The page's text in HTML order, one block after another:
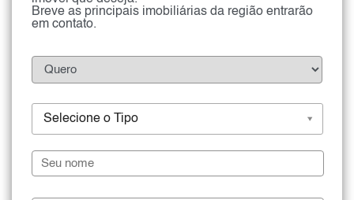
Breve as principais imobiliárias da região entrarão
em contato.
Selecione o Tipo